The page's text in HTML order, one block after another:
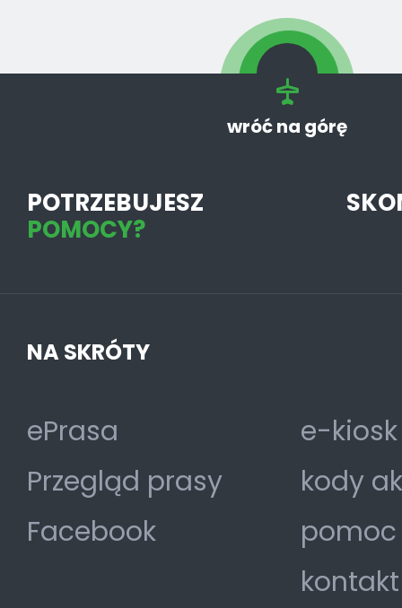
wróć na górę
POTRZEBUJESZ
POMOCY?
NA SKRÓTY
ePrasa
Przegląd prasy
Facebook
e-
kody
pomoc
kontakt